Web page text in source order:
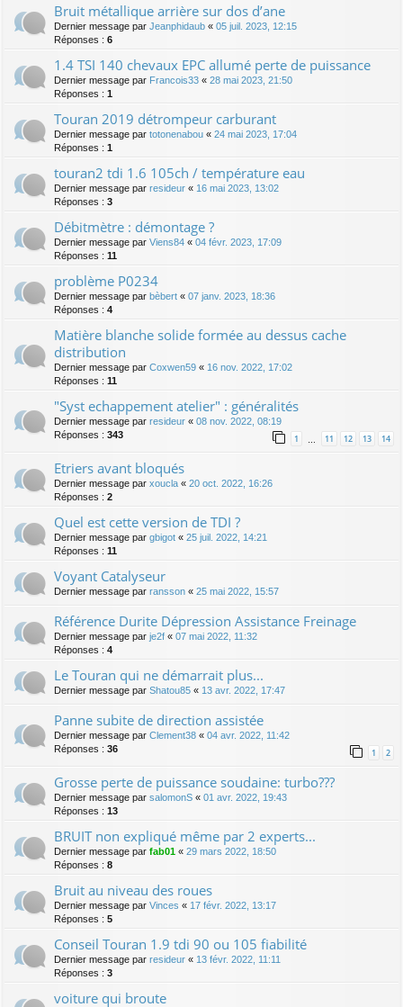
Bruit métallique arrière sur dos d’ane
Dernier message par Jeanphidaub « 05 juil. 2023, 12:15
Réponses : 6
1.4 TSI 140 chevaux EPC allumé perte de puissance
Dernier message par Francois33 « 28 mai 2023, 21:50
Réponses : 1
Touran 2019 détrompeur carburant
Dernier message par totonenabou « 24 mai 2023, 17:04
Réponses : 1
touran2 tdi 1.6 105ch / température eau
Dernier message par resideur « 16 mai 2023, 13:02
Réponses : 3
Débitmètre : démontage ?
Dernier message par Viens84 « 04 févr. 2023, 17:09
Réponses : 11
problème P0234
Dernier message par bèbert « 07 janv. 2023, 18:36
Réponses : 4
Matière blanche solide formée au dessus cache
distribution
Dernier message par Coxwen59 « 16 nov. 2022, 17:02
Réponses : 11
"Syst echappement atelier" : généralités
Dernier message par resideur « 08 nov. 2022, 08:19
Réponses : 343 1 11 12 13 14
Etriers avant bloqués
Dernier message par xoucla « 20 oct. 2022, 16:26
Réponses : 2
Quel est cette version de TDI ?
Dernier message par gbigot « 25 juil. 2022, 14:21
Réponses : 11
Voyant Catalyseur
Dernier message par ransson « 25 mai 2022, 15:57
Référence Durite Dépression Assistance Freinage
Dernier message par je2f « 07 mai 2022, 11:32
Réponses : 4
Le Touran qui ne démarrait plus...
Dernier message par Shatou85 « 13 avr. 2022, 17:47
Panne subite de direction assistée
Dernier message par Clement38 « 04 avr. 2022, 11:42
Réponses : 36 1 2
Grosse perte de puissance soudaine: turbo???
Dernier message par salomonS « 01 avr. 2022, 19:43
Réponses : 13
BRUIT non expliqué même par 2 experts...
Dernier message par fab01 « 29 mars 2022, 18:50
Réponses : 8
Bruit au niveau des roues
Dernier message par Vinces « 17 févr. 2022, 13:17
Réponses : 5
Conseil Touran 1.9 tdi 90 ou 105 fiabilité
Dernier message par resideur « 13 févr. 2022, 11:11
Réponses : 3
voiture qui broute